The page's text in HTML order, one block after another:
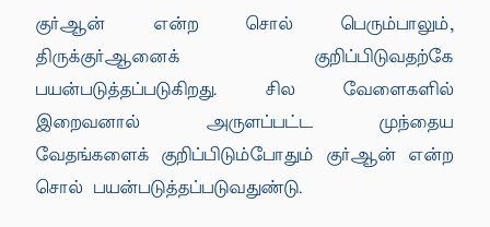
குர்ஆன் என்ற சொல் பெரும்பாலும்,
திருக்குர்ஆனைக் குறிப்பிடுவதற்கே
பயன்படுத்தப்படுகிறது. சில வேளைகளில்
இறைவனால் அருளப்பட்ட முந்தைய
வேதங்களைக் குறிப்பிடும்போதும் குர்ஆன் என்ற
சொல் பயன்படுத்தப்படுவதுண்டு.